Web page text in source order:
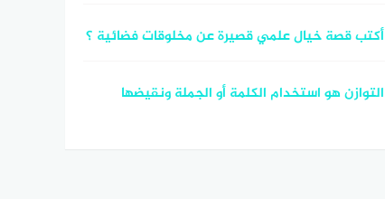
أكتب قصة خيال علمي قصيرة عن مخلوقات فضائية ؟
التوازن هو استخدام الكلمة أو الجملة ونقيضها